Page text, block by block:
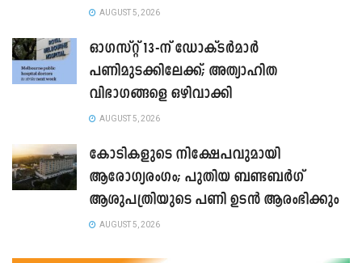
AUGUST 5, 2026
ഓഗസ്റ്റ് 13-ന് ഡോക്ടർമാർ
പണിമുടക്കിലേക്ക്; അത്യാഹിത
വിഭാഗങ്ങളെ ഒഴിവാക്കി
AUGUST 5, 2026
കോടികളുടെ നിക്ഷേപവുമായി
ആരോഗ്യരംഗം; പുതിയ ബണ്ടബർഗ്
ആശുപത്രിയുടെ പണി ഉടൻ ആരംഭിക്കും
AUGUST 5, 2026